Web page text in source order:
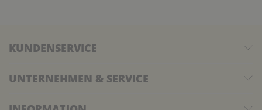
KUNDENSERVICE
UNTERNEHMEN & SERVICE